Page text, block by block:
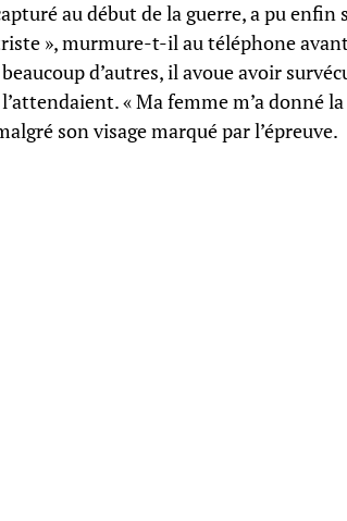
au début de la guerre, a pu enfin
triste », murmure-t-il au téléphone
d’autres, il avoue avoir
« Ma femme m’a donné
son visage marqué par l’épreuve.